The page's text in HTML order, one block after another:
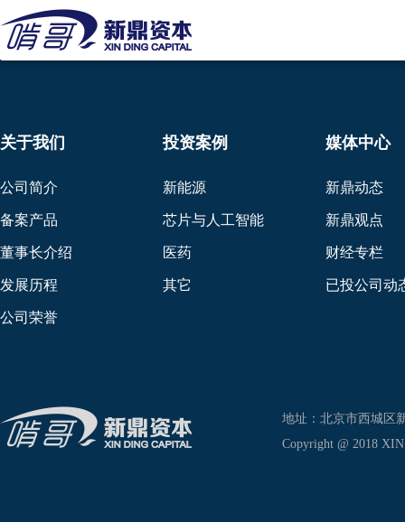
关于我们
公司简介
备案产品
董事长介绍
发展历程
公司荣誉
投资案例
新能源
芯片与人工智能
医药
其它
媒体中心
新鼎动态
新鼎观点
财经专栏
已投公司动
地址：北京市西城区
Copyright @ 2018